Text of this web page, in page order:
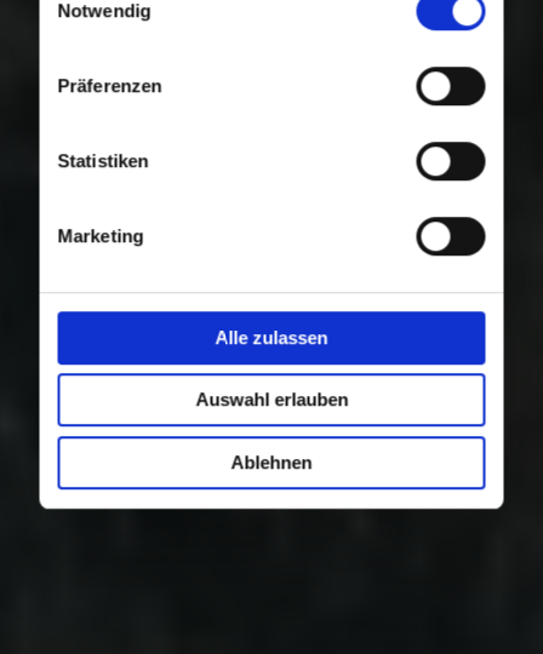
Nutzung der Dienste gesammelt haben.
Notwendig
Präferenzen
Statistiken
Marketing
Alle zulassen
Auswahl erlauben
Ablehnen